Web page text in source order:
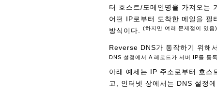
터 호스트/도메인명을 가져오는
어떤 IP로부터 도착한 메일을 필
방식이다.
(하지만 여러 문제점이 있음)
Reverse DNS가 동작하기 위해
DNS 설정에서 A 레코드가 서버 IP를 등
아래 예제는 IP 주소로부터 호스
고, 인터넷 상에서는 DNS 설정